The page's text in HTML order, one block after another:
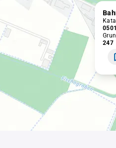
247